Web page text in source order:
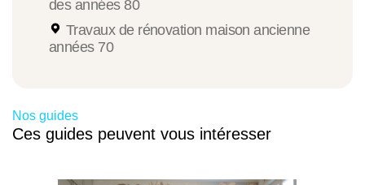
brefs délais.
des années 80
Travaux de rénovation maison ancienne
années 70
Nos guides
Ces guides peuvent vous intéresser